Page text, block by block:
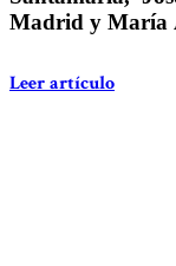
Madrid y María
Leer artículo